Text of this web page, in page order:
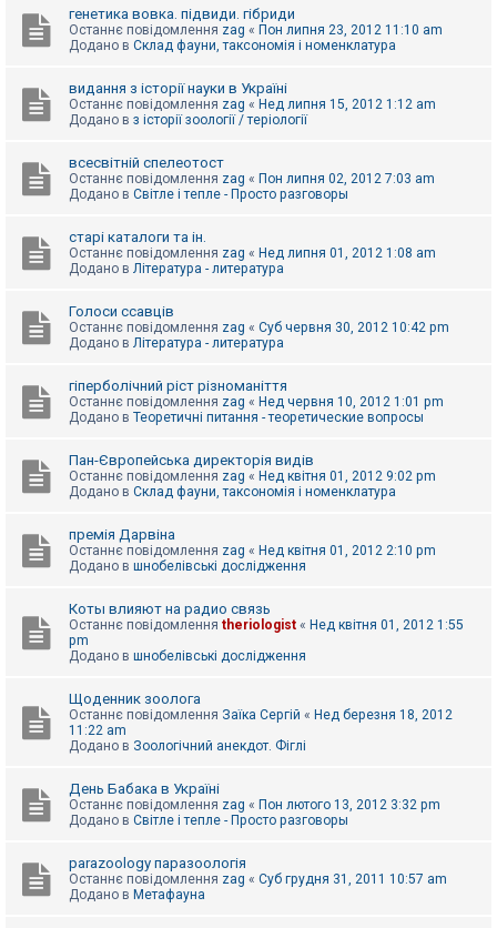
генетика вовка. підвиди. гібриди
Останнє повідомлення zag « Пон липня 23, 2012 11:10 am
Додано в Склад фауни, таксономія і номенклатура
видання з історії науки в Україні
Останнє повідомлення zag « Нед липня 15, 2012 1:12 am
Додано в з історії зоології / теріології
всесвітній спелеотост
Останнє повідомлення zag « Пон липня 02, 2012 7:03 am
Додано в Світле і тепле - Просто разговоры
старі каталоги та ін.
Останнє повідомлення zag « Нед липня 01, 2012 1:08 am
Додано в Література - литература
Голоси ссавців
Останнє повідомлення zag « Суб червня 30, 2012 10:42 pm
Додано в Література - литература
гіперболічний ріст різноманіття
Останнє повідомлення zag « Нед червня 10, 2012 1:01 pm
Додано в Теоретичні питання - теоретические вопросы
Пан-Європейська директорія видів
Останнє повідомлення zag « Нед квітня 01, 2012 9:02 pm
Додано в Склад фауни, таксономія і номенклатура
премія Дарвіна
Останнє повідомлення zag « Нед квітня 01, 2012 2:10 pm
Додано в шнобелівські дослідження
Коты влияют на радио связь
Останнє повідомлення theriologist « Нед квітня 01, 2012 1:55
pm
Додано в шнобелівські дослідження
Щоденник зоолога
Останнє повідомлення Заїка Сергій « Нед березня 18, 2012
11:22 am
Додано в Зоологічний анекдот. Фіглі
День Бабака в Україні
Останнє повідомлення zag « Пон лютого 13, 2012 3:32 pm
Додано в Світле і тепле - Просто разговоры
parazoology паразоологія
Останнє повідомлення zag « Суб грудня 31, 2011 10:57 am
Додано в Метафауна